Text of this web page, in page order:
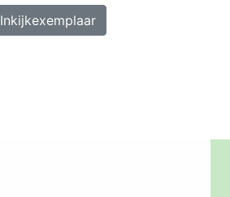
Inkijkexemplaar